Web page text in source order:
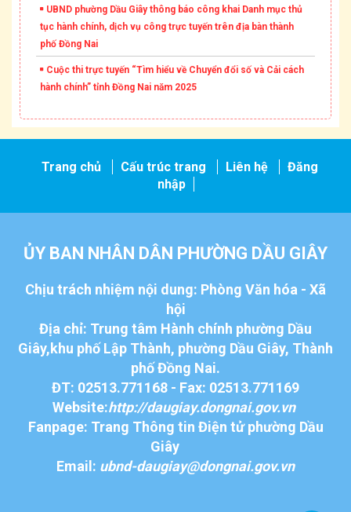
UBND phường Dầu Giây thông báo công khai Danh mục thủ
tục hành chính, dịch vụ công trực tuyến trên địa bàn thành
phố Đồng Nai
Cuộc thi trực tuyến “Tìm hiểu về Chuyển đổi số và Cải cách
hành chính” tỉnh Đồng Nai năm 2025
Trang chủ Cấu trúc trang Liên hệ
Đăng
nhập
ỦY BAN NHÂN DÂN PHƯỜNG DẦU GIÂY
Chịu trách nhiệm nội dung: Phòng Văn hóa - Xã
hội
Địa chỉ: Trung tâm Hành chính phường Dầu
Giây,khu phố Lập Thành, phường Dầu Giây, Thành
phố Đồng Nai.
ĐT: 02513.771168 - Fax: 02513.771169
Website:http://daugiay.dongnai.gov.vn
Fanpage: Trang Thông tin Điện tử phường Dầu
Giây
Email: ubnd-daugiay@dongnai.gov.vn​